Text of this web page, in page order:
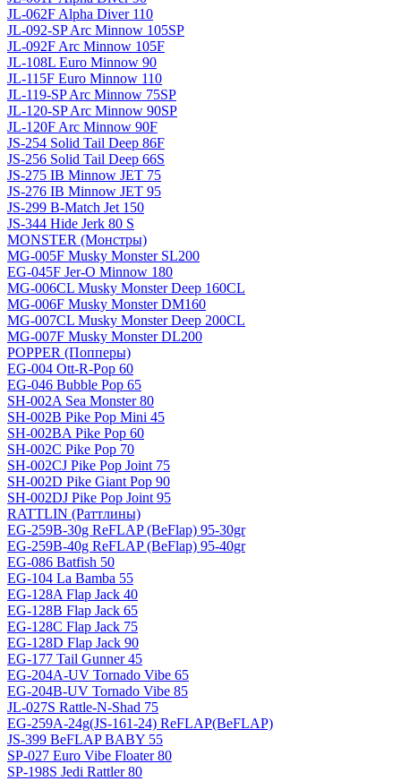
JL-062F Alpha Diver 110
JL-092-SP Arc Minnow 105SP
JL-092F Arc Minnow 105F
JL-108L Euro Minnow 90
JL-115F Euro Minnow 110
JL-119-SP Arc Minnow 75SP
JL-120-SP Arc Minnow 90SP
JL-120F Arc Minnow 90F
JS-254 Solid Tail Deep 86F
JS-256 Solid Tail Deep 66S
JS-275 IB Minnow JET 75
JS-276 IB Minnow JET 95
JS-299 B-Match Jet 150
JS-344 Hide Jerk 80 S
MONSTER (Монстры)
MG-005F Musky Monster SL200
EG-045F Jer-O Minnow 180
MG-006CL Musky Monster Deep 160CL
MG-006F Musky Monster DM160
MG-007CL Musky Monster Deep 200CL
MG-007F Musky Monster DL200
POPPER (Попперы)
EG-004 Ott-R-Pop 60
EG-046 Bubble Pop 65
SH-002A Sea Monster 80
SH-002B Pike Pop Mini 45
SH-002BA Pike Pop 60
SH-002C Pike Pop 70
SH-002CJ Pike Pop Joint 75
SH-002D Pike Giant Pop 90
SH-002DJ Pike Pop Joint 95
RATTLIN (Раттлины)
EG-259B-30g ReFLAP (BeFlap) 95-30gr
EG-259B-40g ReFLAP (BeFlap) 95-40gr
EG-086 Batfish 50
EG-104 La Bamba 55
EG-128A Flap Jack 40
EG-128B Flap Jack 65
EG-128C Flap Jack 75
EG-128D Flap Jack 90
EG-177 Tail Gunner 45
EG-204A-UV Tornado Vibe 65
EG-204B-UV Tornado Vibe 85
JL-027S Rattle-N-Shad 75
EG-259A-24g(JS-161-24) ReFLAP(BeFLAP)
JS-399 BeFLAP BABY 55
SP-027 Euro Vibe Floater 80
SP-198S Jedi Rattler 80